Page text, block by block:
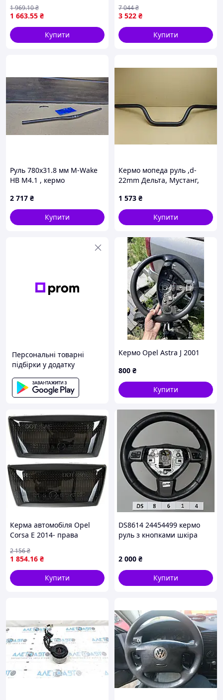
Турция) З 225313
1 663.55 ₴
1 969.10₴
Купити
надійного керування
3 522 ₴
7 044₴
Купити
Руль 780x31.8 мм M-Wake
HB M4.1 , кермо
2 717 ₴
Купити
Кермо мопеда руль ,d-
22mm Дельта, Мустанг,
оригінал (сталь чорний)
1 573 ₴
Купити
Персональні товарні
підбірки у додатку
Кермо Opel Astra J 2001
800 ₴
Купити
Керма автомобіля Opel
Corsa E 2014- права
1 854.16 ₴
2 156₴
Купити
DS8614 24454499 кермо
руль з кнопками шкіра
H 04-
2 000 ₴
Купити